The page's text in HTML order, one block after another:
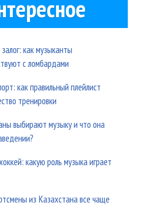
как музыканты
с ломбардами
как правильный плейлист
тренировки
выбирают музыку и что она
какую роль музыка играет
из Казахстана все чаще